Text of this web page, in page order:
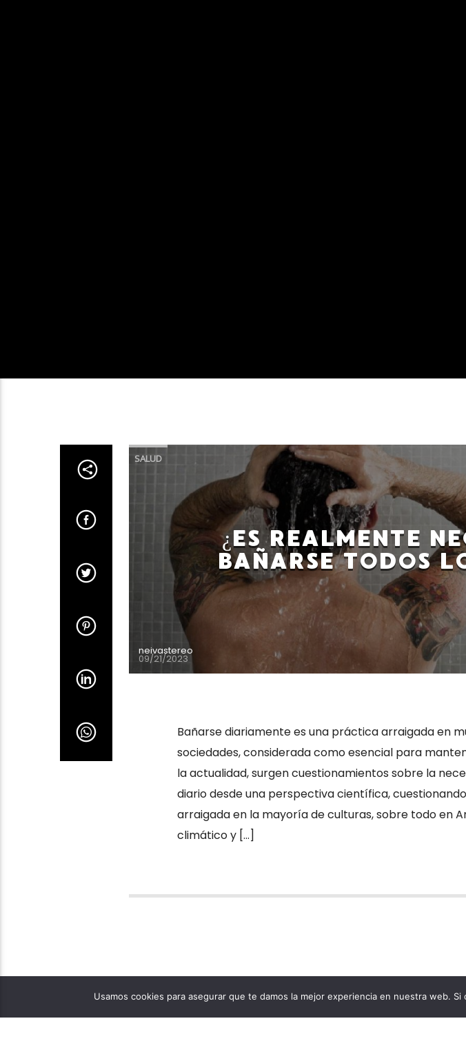
SALUD
¿ES REALMENTE
BAÑARSE TODOS
neivastereo
09/21/2023
Bañarse diariamente es una práctica arraigada en
sociedades, considerada como esencial para
la actualidad, surgen cuestionamientos sobre la
diario desde una perspectiva científica,
arraigada en la mayoría de culturas, sobre todo en
climático y […]
Usamos cookies para asegurar que te damos la mejor experiencia en nuestra web.